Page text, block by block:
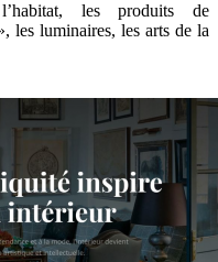
les produits de
les luminaires, les arts de la